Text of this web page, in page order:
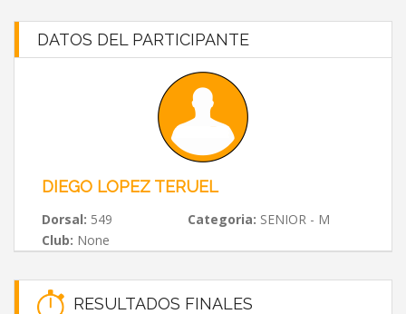
DATOS DEL PARTICIPANTE
DIEGO LOPEZ TERUEL
Dorsal: 549 Categoria: SENIOR - M
Club: None
RESULTADOS FINALES